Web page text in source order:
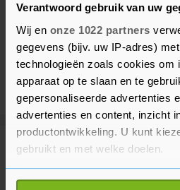
Verantwoord gebruik van uw
Wij en onze 1022 partners
gegevens (bijv. uw IP-adres)
technologieën zoals cookies om
apparaat op te slaan en te
gepersonaliseerde advertenties
advertenties en content, inzicht
productontwikkeling. U kunt
gebruikt en met welke doelen.
Als u het toestaat, willen we ook
Meer uit Buitenland